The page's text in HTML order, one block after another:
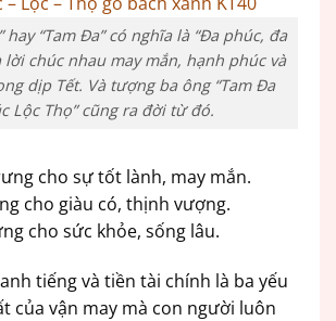
hay “Tam Đa” có nghĩa là “Đa phúc, đa
lời chúc nhau may mắn, hạnh phúc và
dịp Tết. Và tượng ba ông “Tam Đa
Lộc Thọ” cũng ra đời từ đó.
cho sự tốt lành, may mắn.
cho giàu có, thịnh vượng.
cho sức khỏe, sống lâu.
tiếng và tiền tài chính là ba yếu
của vận may mà con người luôn